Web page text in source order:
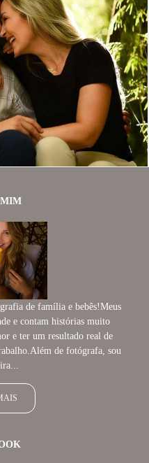
97
MIM
de família e bebês!Meus
e contam histórias muito
e ter um resultado real de
de fotógrafa, sou